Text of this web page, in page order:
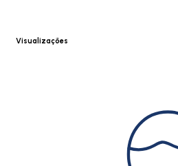
Visualizações